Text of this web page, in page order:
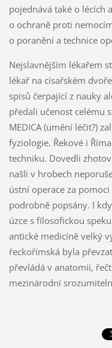
pojednává také o lécích
o ochraně proti
o poranění a technice
Nejslavnějším lékařem
lékař na císařském
spisů čerpající z nauky
předali učenost celému
MEDICA (umění léčit?)
fyziologie. Řekové i
techniku. Dovedli
našli v hrobech
ústní operace za
podrobně popsány. I
úzce s filosofickou
antické medicíně velký
řeckořímská byla
převládá v anatomii,
mezinárodní